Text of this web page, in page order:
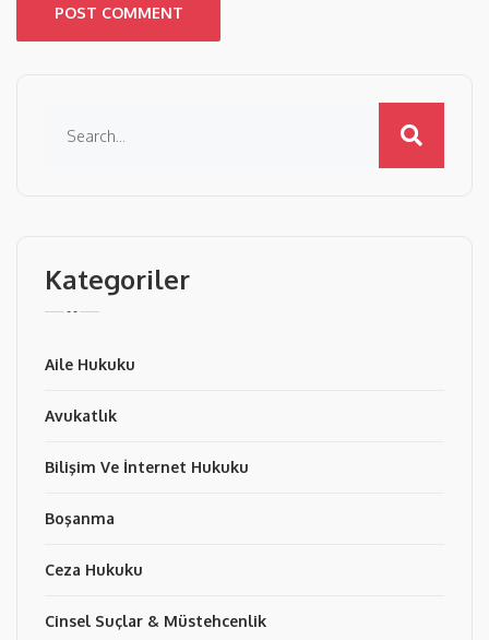
POST COMMENT
Kategoriler
Aile Hukuku
Avukatlık
Bilişim Ve İnternet Hukuku
Boşanma
Ceza Hukuku
Cinsel Suçlar & Müstehcenlik